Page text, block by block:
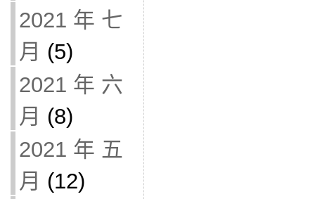
2021 年 七
月 (5)
2021 年 六
月 (8)
2021 年 五
月 (12)